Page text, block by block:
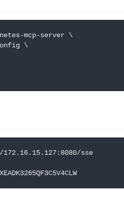
mcp-server \
\
sse